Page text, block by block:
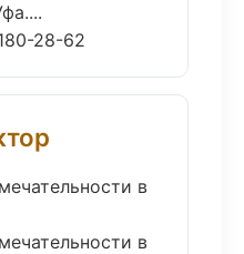
28-62
в
в